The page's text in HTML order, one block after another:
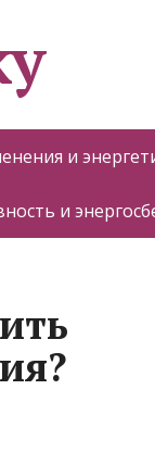
и
и